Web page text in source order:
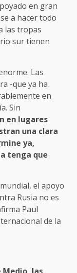
en gran
a hacer todo
las tropas
sur tienen
Las
-que ya ha
en
Sin
en lugares
una clara
ya,
tenga que
el apoyo
Rusia no es
Paul
de la